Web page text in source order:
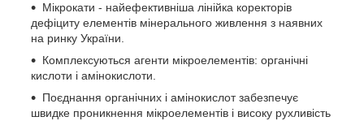
Мікрокати - найефективніша лінійка коректорів
дефіциту елементів мінерального живлення з наявних
на ринку України.
Комплексуються агенти мікроелементів: органічні
кислоти і амінокислоти.
Поєднання органічних і амінокислот забезпечує
швидке проникнення мікроелементів і високу рухливість